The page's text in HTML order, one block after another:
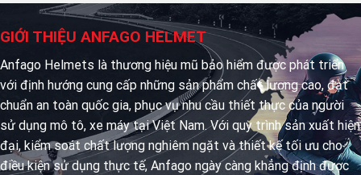
GIỚI THIỆU ANFAGO HELMET
Anfago Helmets là thương hiệu mũ bảo hiểm được phát triển
với định hướng cung cấp những sản phẩm chất lượng cao, đạt
chuẩn an toàn quốc gia, phục vụ nhu cầu thiết thực của người
sử dụng mô tô, xe máy tại Việt Nam. Với quy trình sản xuất hiện
đại, kiểm soát chất lượng nghiêm ngặt và thiết kế tối ưu cho
điều kiện sử dụng thực tế, Anfago ngày càng khẳng định được